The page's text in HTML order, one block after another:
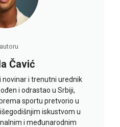
Čavić
novinar i trenutni urednik
i odrastao u Srbiji,
sportu pretvorio u
iskustvom u
i međunarodnim